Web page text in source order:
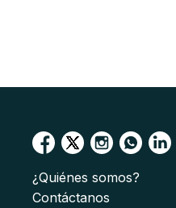
¿Quiénes somos?
Contáctanos